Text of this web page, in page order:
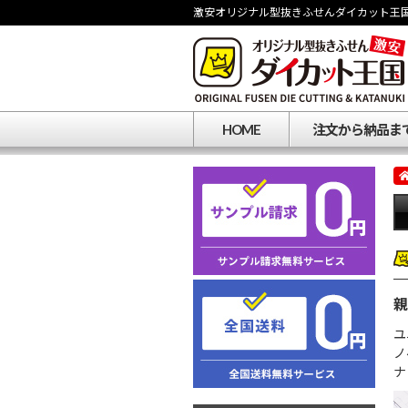
激安オリジナル型抜きふせんダイカット王
HOME 注文から納品ま